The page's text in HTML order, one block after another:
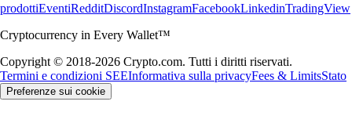
prodottiEventiRedditDiscordInstagramFacebookLinkedinTradingView
Cryptocurrency in Every Wallet™
Copyright © 2018-2026 Crypto.com. Tutti i diritti riservati.
Termini e condizioni SEEInformativa sulla privacyFees & LimitsStato
Preferenze sui cookie